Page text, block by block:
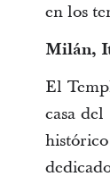
en los
Milán,
El
casa